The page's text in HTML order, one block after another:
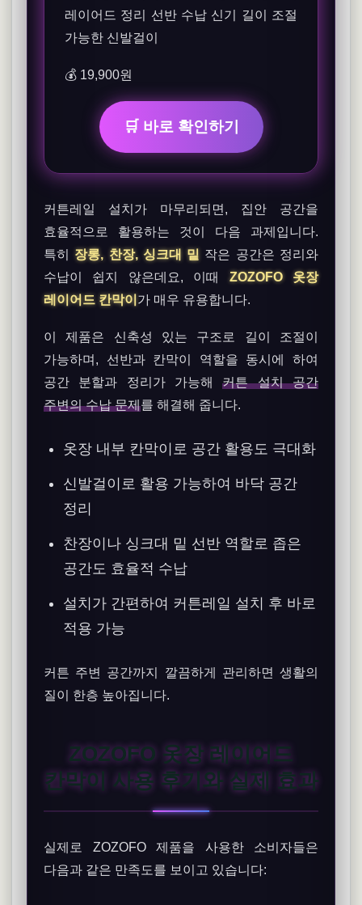
레이어드 정리 선반 수납 신기 길이 조절
가능한 신발걸이
💰 19,900원
🛒 바로 확인하기
커튼레일 설치가 마무리되면, 집안 공간을
효율적으로 활용하는 것이 다음 과제입니다.
특히 장롱, 찬장, 싱크대 밑 작은 공간은 정리와
수납이 쉽지 않은데요, 이때 ZOZOFO 옷장
레이어드 칸막이 가 매우 유용합니다.
이 제품은 신축성 있는 구조로 길이 조절이
가능하며, 선반과 칸막이 역할을 동시에 하여
공간 분할과 정리가 가능해커튼 설치 공간
주변의 수납 문제를 해결해 줍니다.
옷장 내부 칸막이로 공간 활용도 극대화
신발걸이로 활용 가능하여 바닥 공간
정리
찬장이나 싱크대 밑 선반 역할로 좁은
공간도 효율적 수납
설치가 간편하여 커튼레일 설치 후 바로
적용 가능
커튼 주변 공간까지 깔끔하게 관리하면 생활의
질이 한층 높아집니다.
ZOZOFO 옷장 레이어드
칸막이 사용 후기와 실제 효과
실제로 ZOZOFO 제품을 사용한 소비자들은
다음과 같은 만족도를 보이고 있습니다: